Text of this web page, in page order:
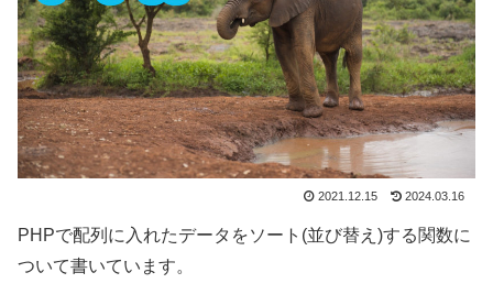
2021.12.15 2024.03.16
PHPで配列に入れたデータをソート(並び替え)する関数に
ついて書いています。